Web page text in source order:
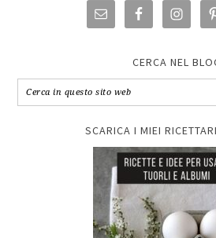
CERCA NEL
SCARICA I MIEI